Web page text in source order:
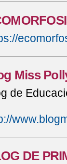
Miss
de
DE